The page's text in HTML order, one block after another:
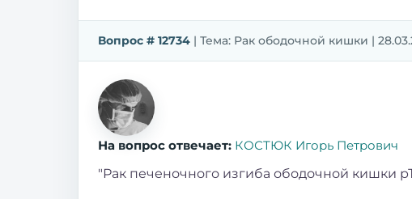
Вопрос # 12734 | Тема: Рак ободочной кишки |
На вопрос отвечает: КОСТЮК Игорь Петрович
"Рак печеночного изгиба ободочной кишки